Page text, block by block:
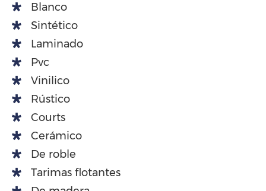
Blanco
Sintético
Laminado
Pvc
Vinilico
Rústico
Courts
Cerámico
De roble
Tarimas flotantes